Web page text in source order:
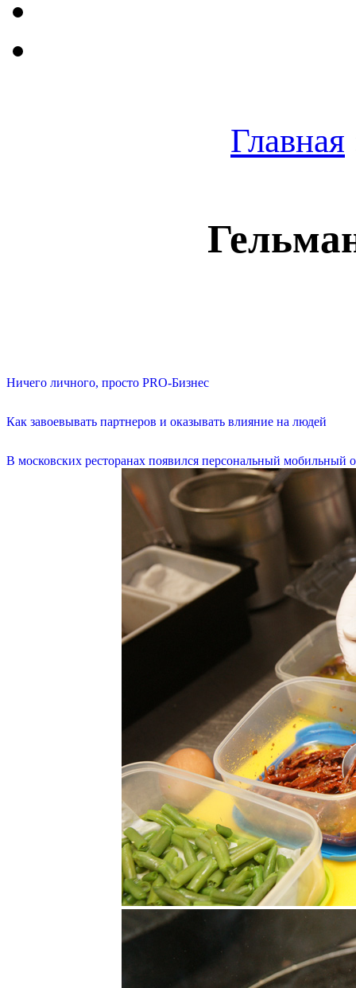
Главная
Ничего личного, просто PRO-Бизнес
Как завоевывать партнеров и оказывать влияние на людей
В московских ресторанах появился персональный мобильный